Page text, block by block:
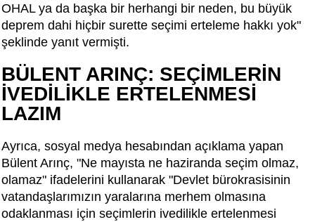
OHAL ya da başka bir herhangi bir neden, bu büyük
deprem dahi hiçbir surette seçimi erteleme hakkı yok"
şeklinde yanıt vermişti.
BÜLENT ARINÇ: SEÇİMLERİN
İVEDİLİKLE ERTELENMESİ
LAZIM
Ayrıca, sosyal medya hesabından açıklama yapan
Bülent Arınç, "Ne mayısta ne haziranda seçim olmaz,
olamaz" ifadelerini kullanarak "Devlet bürokrasisinin
vatandaşlarımızın yaralarına merhem olmasına
odaklanması için seçimlerin ivedilikle ertelenmesi